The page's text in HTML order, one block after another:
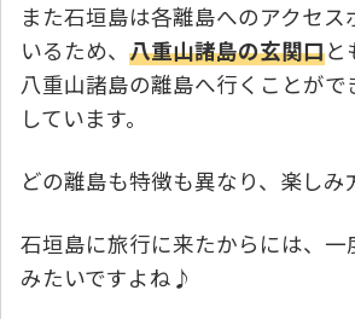
また石垣島は各離島へのアクセス
いるため、 八重山諸島の玄関口と
八重山諸島の離島へ行くことがで
しています。
どの離島も特徴も異なり、楽しみ
石垣島に旅行に来たからには、一
みたいですよね♪